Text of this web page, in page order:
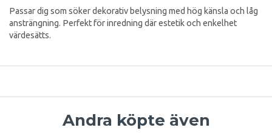
Passar dig som söker dekorativ belysning med hög känsla och låg
ansträngning. Perfekt för inredning där estetik och enkelhet
värdesätts.
Andra köpte även